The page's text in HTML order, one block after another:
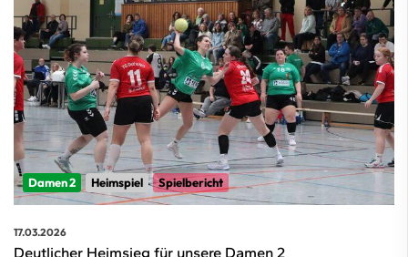
Damen 2 Heimspiel Spielbericht
17.03.2026
Deutlicher Heimsieg für unsere Damen 2